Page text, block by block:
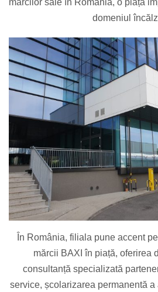
domeniul
În România, filiala pune accent
mărcii BAXI în piață, oferirea
consultanță specializată
service, școlarizarea permanentă